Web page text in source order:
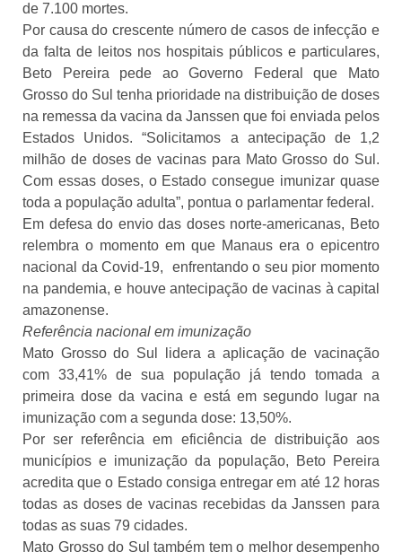
de 7.100 mortes.
Por causa do crescente número de casos de infecção e
da falta de leitos nos hospitais públicos e particulares,
Beto Pereira pede ao Governo Federal que Mato
Grosso do Sul tenha prioridade na distribuição de doses
na remessa da vacina da Janssen que foi enviada pelos
Estados Unidos. “Solicitamos a antecipação de 1,2
milhão de doses de vacinas para Mato Grosso do Sul.
Com essas doses, o Estado consegue imunizar quase
toda a população adulta”, pontua o parlamentar federal.
Em defesa do envio das doses norte-americanas, Beto
relembra o momento em que Manaus era o epicentro
nacional da Covid-19, enfrentando o seu pior momento
na pandemia, e houve antecipação de vacinas à capital
amazonense.
Referência nacional em imunização
Mato Grosso do Sul lidera a aplicação de vacinação
com 33,41% de sua população já tendo tomada a
primeira dose da vacina e está em segundo lugar na
imunização com a segunda dose: 13,50%.
Por ser referência em eficiência de distribuição aos
municípios e imunização da população, Beto Pereira
acredita que o Estado consiga entregar em até 12 horas
todas as doses de vacinas recebidas da Janssen para
todas as suas 79 cidades.
Mato Grosso do Sul também tem o melhor desempenho